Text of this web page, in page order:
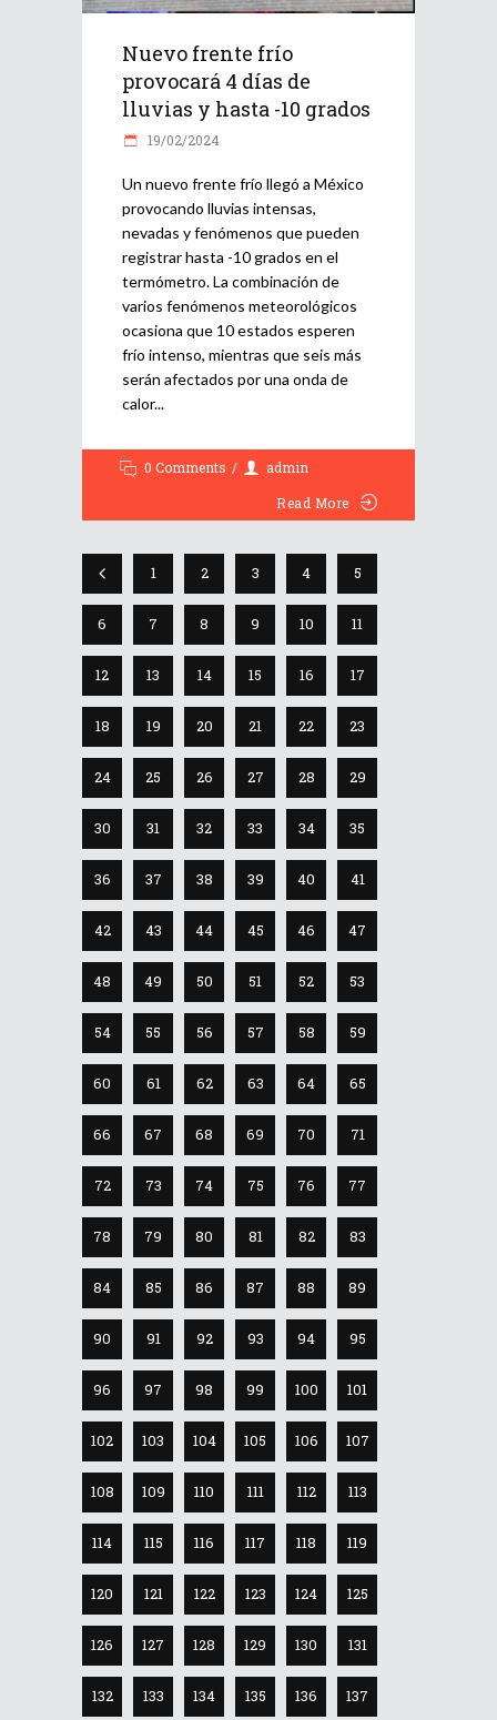
Nuevo frente frío
provocará 4 días de
lluvias y hasta -10 grados
19/02/2024
Un nuevo frente frío llegó a México
provocando lluvias intensas,
nevadas y fenómenos que pueden
registrar hasta -10 grados en el
termómetro. La combinación de
varios fenómenos meteorológicos
ocasiona que 10 estados esperen
frío intenso, mientras que seis más
serán afectados por una onda de
calor
0 Comments
admin
Read More
1 2 3 4 5
6 7 8 9 10 11
12 13 14 15 16 17
18 19 20 21 22 23
24 25 26 27 28 29
30 31 32 33 34 35
36 37 38 39 40 41
42 43 44 45 46 47
48 49 50 51 52 53
54 55 56 57 58 59
60 61 62 63 64 65
66 67 68 69 70 71
72 73 74 75 76 77
78 79 80 81 82 83
84 85 86 87 88 89
90 91 92 93 94 95
96 97 98 99 100 101
102 103 104 105 106 107
108 109 110 111 112 113
114 115 116 117 118 119
120 121 122 123 124 125
126 127 128 129 130 131
132 133 134 135 136 137